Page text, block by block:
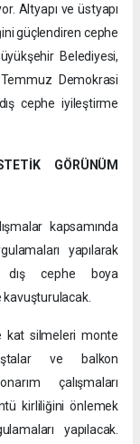
Altyapı ve üstyapı
güçlendiren cephe
Belediyesi,
Demokrasi
cephe iyileştirme
GÖRÜNÜM
kapsamında
yapılarak
dış cephe boya
kavuşturulacak.
kat silmeleri monte
ve balkon
çalışmaları
kirliliğini önlemek
yapılacak.